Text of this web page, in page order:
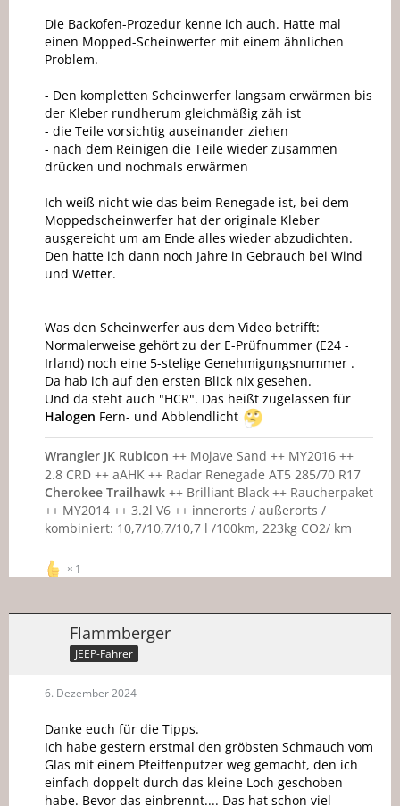
Die Backofen-Prozedur kenne ich auch. Hatte mal
einen Mopped-Scheinwerfer mit einem ähnlichen
Problem.
- Den kompletten Scheinwerfer langsam erwärmen bis
der Kleber rundherum gleichmäßig zäh ist
- die Teile vorsichtig auseinander ziehen
- nach dem Reinigen die Teile wieder zusammen
drücken und nochmals erwärmen
Ich weiß nicht wie das beim Renegade ist, bei dem
Moppedscheinwerfer hat der originale Kleber
ausgereicht um am Ende alles wieder abzudichten.
Den hatte ich dann noch Jahre in Gebrauch bei Wind
und Wetter.
Was den Scheinwerfer aus dem Video betrifft:
Normalerweise gehört zu der E-Prüfnummer (E24 -
Irland) noch eine 5-stelige Genehmigungsnummer .
Da hab ich auf den ersten Blick nix gesehen.
Und da steht auch "HCR". Das heißt zugelassen für
Halogen Fern- und Abblendlicht
Wrangler JK Rubicon ++ Mojave Sand ++ MY2016 ++
2.8 CRD ++ aAHK ++ Radar Renegade AT5 285/70 R17
Cherokee Trailhawk ++ Brilliant Black ++ Raucherpaket
++ MY2014 ++ 3.2l V6 ++ innerorts / außerorts /
kombiniert: 10,7/10,7/10,7 l /100km, 223kg CO2/ km
1
Flammberger
JEEP-Fahrer
6. Dezember 2024
Danke euch für die Tipps.
Ich habe gestern erstmal den gröbsten Schmauch vom
Glas mit einem Pfeiffenputzer weg gemacht, den ich
einfach doppelt durch das kleine Loch geschoben
habe. Bevor das einbrennt.... Das hat schon viel